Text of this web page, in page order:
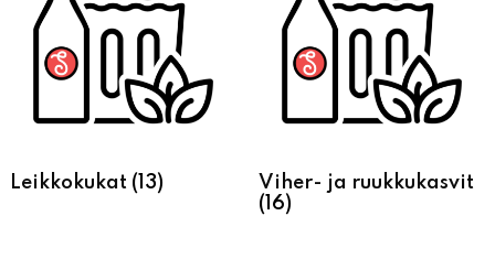
Leikkokukat (13)
Viher- ja ruukkukasvit
(16)